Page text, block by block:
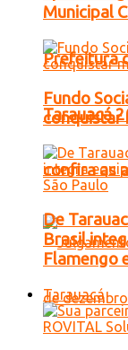
Prefeitura
Tarauacá
confira as
Municipal
Fundo
conquistar
De
Brasil
Flamengo
Tarauacá